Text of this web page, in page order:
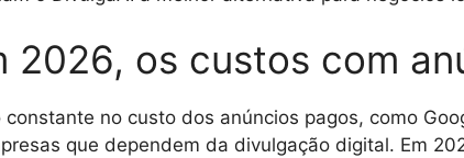
2026, os custos com
constante no custo dos anúncios pagos, como
que dependem da divulgação digital. Em